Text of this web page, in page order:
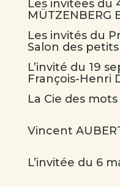
Les invitées du
MÜTZENBERG
Les invités du
Salon des
L’invité du 19
François-Henri
La Cie des
Vincent
L’invitée du 6